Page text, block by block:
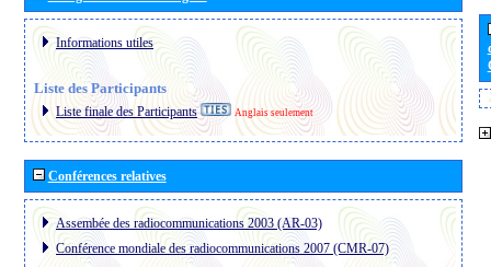
Informations utiles
Liste des Participants
Liste finale des Participants Anglais seulement
Conférences relatives
Assembée des radiocommunications 2003 (AR-03)
Conférence mondiale des radiocommunications 2007 (CMR-07)